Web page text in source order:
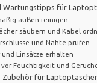
Wartungstipps für
außen reinigen
säubern und Kabel
und Nähte prüfen
und Einsätze erhalten
vor Feuchtigkeit und
Zubehör für